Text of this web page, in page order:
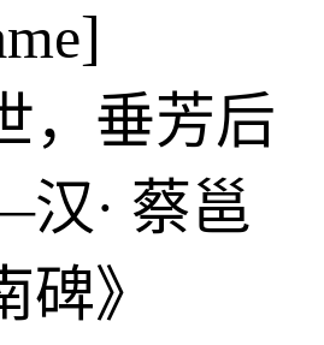
，垂芳后
· 蔡邕
碑》